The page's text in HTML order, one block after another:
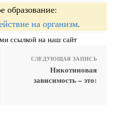
образование:
на организм.
ссылкой на наш сайт
СЛЕДУЮЩАЯ ЗАПИСЬ
Никотиновая
зависимость – это: